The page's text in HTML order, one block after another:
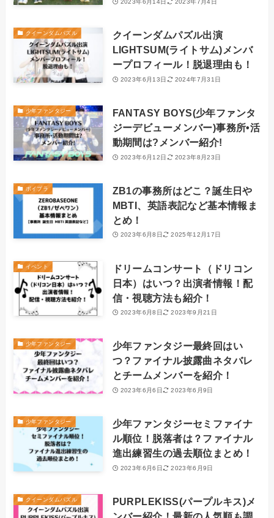
2023年6月14日 2023年7月4日
クイーンダムパズル
クイーンダムパズル出演
LIGHTSUM(ライトサム)メンバ
ープロフィール！脱退理由も！
2023年6月13日 2024年7月31日
少年ファンタジー
FANTASY BOYS(少年ファンタ
ジーデビューメンバー)事務所•活
動期間は?メンバー紹介!
2023年6月12日 2023年8月23日
ボイプラ
ZB1の事務所はどこ？誕生日や
MBTI、英語表記など基本情報ま
とめ！
2023年6月8日 2025年12月17日
イベント
ドリームコンサート（ドリコン
日本）はいつ？出演者情報！配
信・視聴方法も紹介！
2023年6月8日 2023年9月21日
少年ファンタジー
少年ファンタジー最終回はい
つ？ファイナル披露曲ネタバレ
とチームメンバーを紹介！
2023年6月6日 2023年6月9日
少年ファンタジー
少年ファンタジーセミファイナ
ル順位！脱落者は？ファイナル
進出練習生の過去順位まとめ！
2023年6月6日 2023年6月9日
クイーンダムパズル
PURPLEKISS(パープルキス)メ